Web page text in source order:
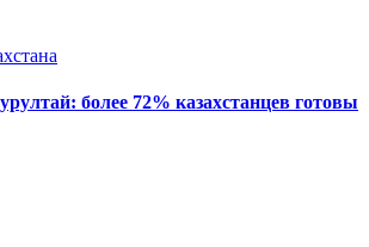
более 72% казахстанцев готовы